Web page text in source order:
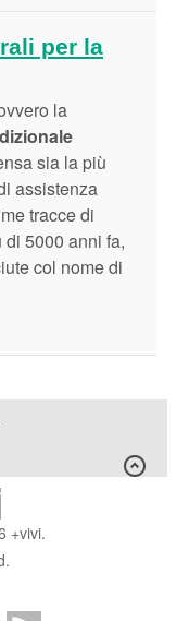
per la
la
sia la più
assistenza
tracce di
5000 anni fa,
col nome di
+vivi.